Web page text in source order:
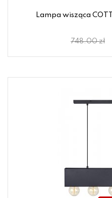
Lampa wisząca
748.00 zł